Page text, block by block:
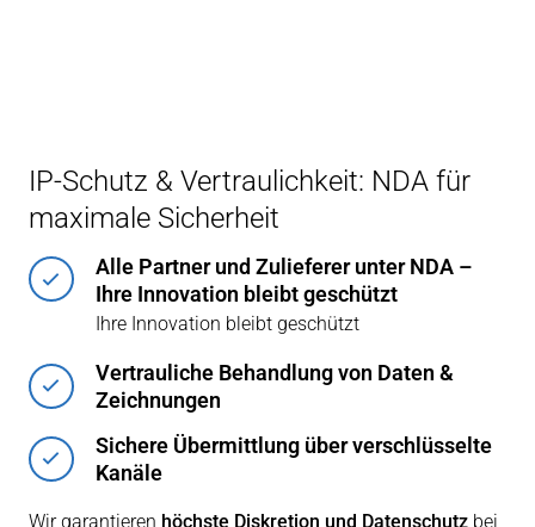
IP-Schutz & Vertraulichkeit: NDA für
maximale Sicherheit
Alle Partner und Zulieferer unter NDA –
Ihre Innovation bleibt geschützt
Ihre Innovation bleibt geschützt
Vertrauliche Behandlung von Daten &
Zeichnungen
Sichere Übermittlung über verschlüsselte
Kanäle
Wir garantieren höchste Diskretion und Datenschutz bei